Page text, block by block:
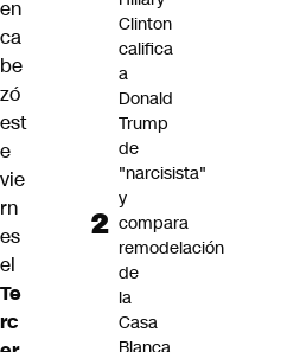
en
ca
be
zó
est
e
vie
rn
es
el
Te
rc
Clinton
califica
a
Donald
Trump
de
"narcisista"
y
compara
remodelación
de
la
Casa
Blanca